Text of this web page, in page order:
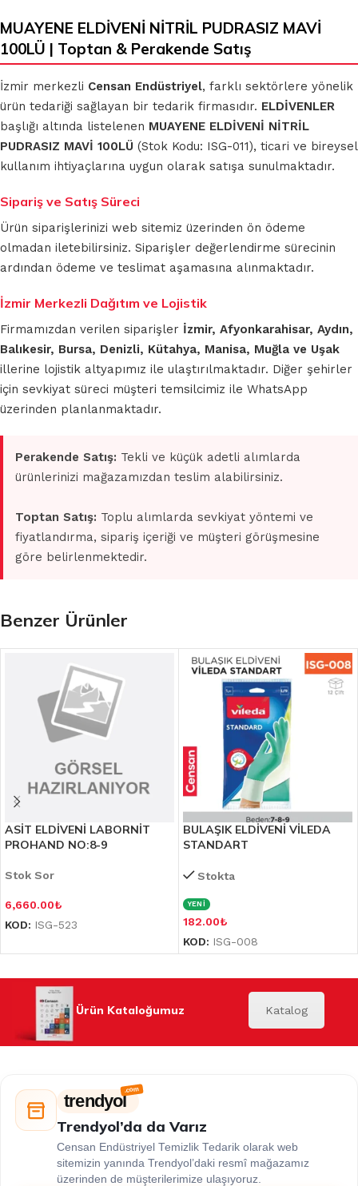
MUAYENE ELDİVENİ NİTRİL PUDRASIZ MAVİ
100LÜ | Toptan & Perakende Satış
İzmir merkezli Censan Endüstriyel, farklı sektörlere yönelik
ürün tedariği sağlayan bir tedarik firmasıdır. ELDİVENLER
başlığı altında listelenen MUAYENE ELDİVENİ NİTRİL
PUDRASIZ MAVİ 100LÜ (Stok Kodu: ISG-011), ticari ve bireysel
kullanım ihtiyaçlarına uygun olarak satışa sunulmaktadır.
Sipariş ve Satış Süreci
Ürün siparişlerinizi web sitemiz üzerinden ön ödeme
olmadan iletebilirsiniz. Siparişler değerlendirme sürecinin
ardından ödeme ve teslimat aşamasına alınmaktadır.
İzmir Merkezli Dağıtım ve Lojistik
Firmamızdan verilen siparişler İzmir, Afyonkarahisar, Aydın,
Balıkesir, Bursa, Denizli, Kütahya, Manisa, Muğla ve Uşak
illerine lojistik altyapımız ile ulaştırılmaktadır. Diğer şehirler
için sevkiyat süreci müşteri temsilcimiz ile WhatsApp
üzerinden planlanmaktadır.
Perakende Satış: Tekli ve küçük adetli alımlarda
ürünlerinizi mağazamızdan teslim alabilirsiniz.
Toptan Satış: Toplu alımlarda sevkiyat yöntemi ve
fiyatlandırma, sipariş içeriği ve müşteri görüşmesine
göre belirlenmektedir.
Benzer Ürünler
ASİT ELDİVENİ LABORNİT
PROHAND NO:8-9
Stok Sor
6,660.00₺
KOD: ISG-523
BULAŞIK ELDİVENİ VİLEDA
STANDART
Stokta
YENİ
182.00₺
KOD: ISG-008
Ürün Kataloğumuz Katalog
trendyol
Trendyol’da da Varız
Censan Endüstriyel Temizlik Tedarik olarak web
sitemizin yanında Trendyol’daki resmî mağazamız
üzerinden de müşterilerimize ulaşıyoruz.